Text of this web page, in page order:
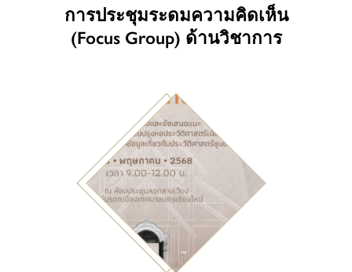
การประชุมระดมความคิดเห็น
(Focus Group) ด้านวิชาการ